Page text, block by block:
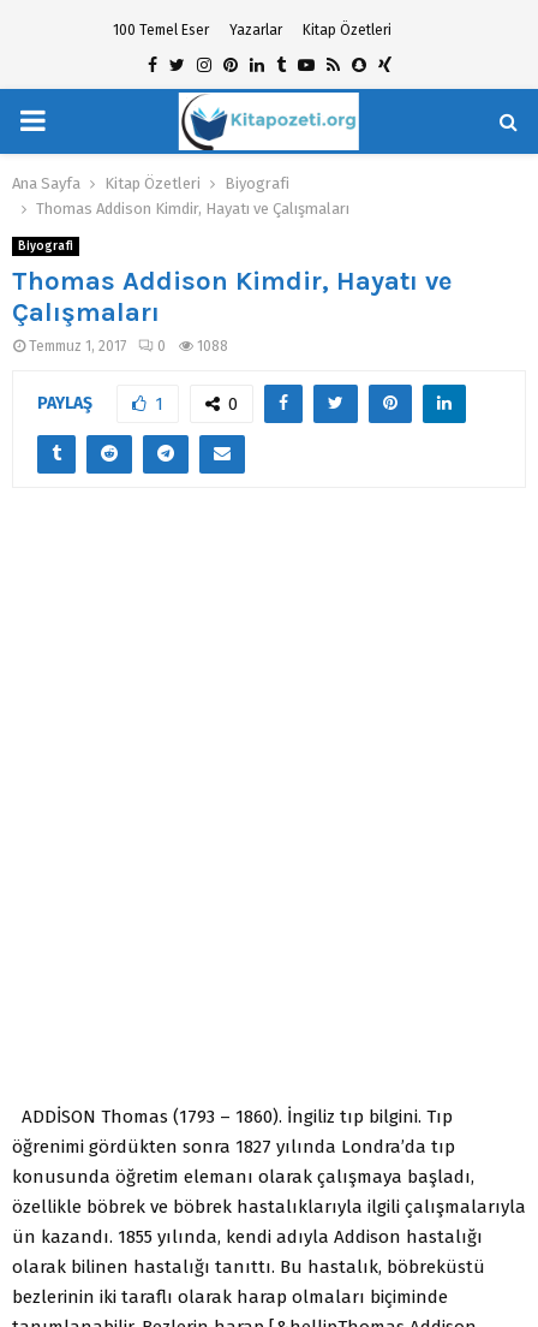
100 Temel Eser Yazarlar Kitap Özetleri
Facebook
TwitterInstagram
Pinterest
Linkedin
TumblrYoutube
RssSnapchat
Xing
PRIMARY
MENU
Ana Sayfa Kitap Özetleri
Biyografi
Thomas Addison Kimdir, Hayatı ve Çalışmaları
Biyografi
Thomas Addison Kimdir, Hayatı ve
Çalışmaları
Temmuz 1, 2017 0 1088
PAYLAŞ 1 0
ADDİSON Thomas (1793 – 1860). İngiliz tıp bilgini. Tıp
öğrenimi gördükten sonra 1827 yılında Londra’da tıp
konusunda öğretim elemanı olarak çalışmaya başladı,
özellikle böbrek ve böbrek hastalıklarıyla ilgili çalışmalarıyla
ün kazandı. 1855 yılında, kendi adıyla Addison hastalığı
olarak bilinen hastalığı tanıttı. Bu hastalık, böbreküstü
bezlerinin iki taraflı olarak harap olmaları biçiminde